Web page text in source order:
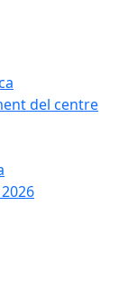
del centre